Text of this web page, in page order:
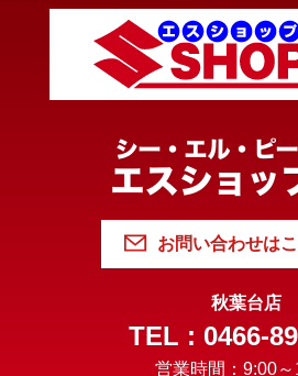
お問い合わせは
秋葉台店
TEL : 0466-
営業時間：9:00